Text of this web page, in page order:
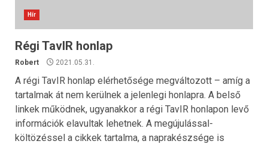
Hír
Régi TavIR honlap
Robert 2021.05.31.
A régi TavIR honlap elérhetősége megváltozott – amíg a
tartalmak át nem kerülnek a jelenlegi honlapra. A belső
linkek működnek, ugyanakkor a régi TavIR honlapon levő
információk elavultak lehetnek. A megújulással-
költözéssel a cikkek tartalma, a naprakészsége is